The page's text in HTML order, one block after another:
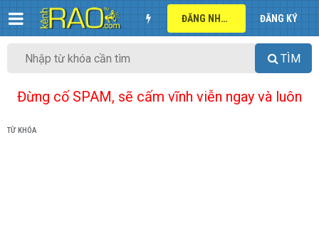
ĐĂNG NHẬP ĐĂNG KÝ
TÌM
Đừng cố SPAM, sẽ cấm vĩnh viễn ngay và luôn
TỪ KHÓA